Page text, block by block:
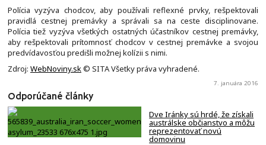
Polícia vyzýva chodcov, aby používali reflexné prvky, rešpektovali
pravidlá cestnej premávky a správali sa na ceste disciplinovane.
Polícia tiež vyzýva všetkých ostatných účastníkov cestnej premávky,
aby rešpektovali prítomnosť chodcov v cestnej premávke a svojou
predvídavosťou predišli možnej kolízii s nimi.
Zdroj: WebNoviny.sk© SITA Všetky práva vyhradené.
7. januára 2016
Odporúčané články
Dve Iránky sú hrdé, že získali
austrálske občianstvo a môžu
reprezentovať novú
domovinu